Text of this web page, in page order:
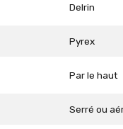
Delrin
Pyrex
Par le haut
Serré ou